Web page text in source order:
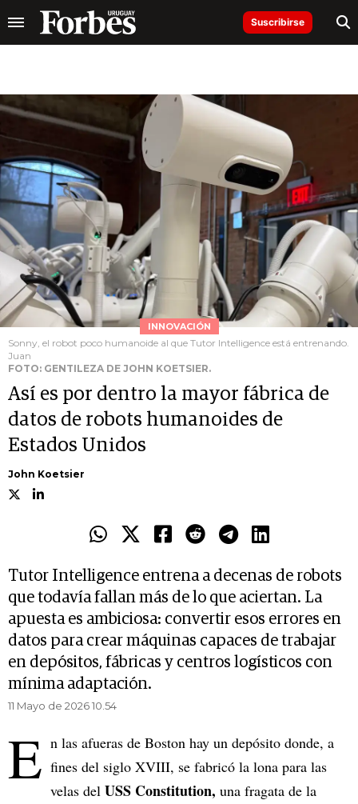
Suscribirse
INNOVACIÓN
Sonny, el robot poco humanoide al que Tutor Intelligence está entrenando.
Juan
FOTO: GENTILEZA DE JOHN KOETSIER.
Así es por dentro la mayor fábrica de
datos de robots humanoides de
Estados Unidos
John Koetsier
Tutor Intelligence entrena a decenas de robots
que todavía fallan más de lo que aciertan. La
apuesta es ambiciosa: convertir esos errores en
datos para crear máquinas capaces de trabajar
en depósitos, fábricas y centros logísticos con
mínima adaptación.
11 Mayo de 2026 10.54
E n las afueras de Boston hay un depósito donde, a
fines del siglo XVIII, se fabricó la lona para las
velas del USS Constitution, una fragata de la